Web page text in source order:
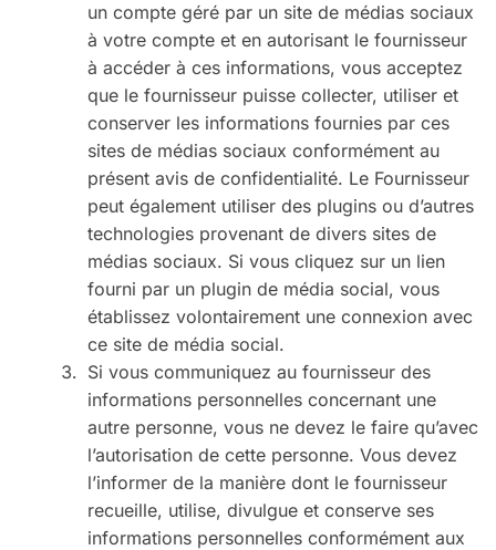
un compte géré par un site de médias sociaux
à votre compte et en autorisant le fournisseur
à accéder à ces informations, vous acceptez
que le fournisseur puisse collecter, utiliser et
conserver les informations fournies par ces
sites de médias sociaux conformément au
présent avis de confidentialité. Le Fournisseur
peut également utiliser des plugins ou d’autres
technologies provenant de divers sites de
médias sociaux. Si vous cliquez sur un lien
fourni par un plugin de média social, vous
établissez volontairement une connexion avec
ce site de média social.
Si vous communiquez au fournisseur des
informations personnelles concernant une
autre personne, vous ne devez le faire qu’avec
l’autorisation de cette personne. Vous devez
l’informer de la manière dont le fournisseur
recueille, utilise, divulgue et conserve ses
informations personnelles conformément aux